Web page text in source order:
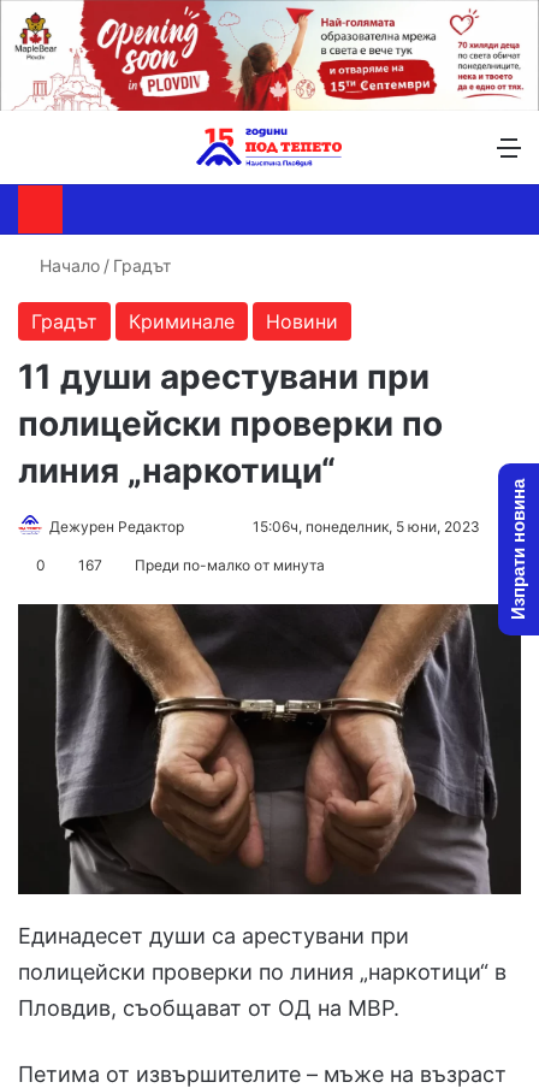
Начало / Градът
Градът Криминале Новини
11 души арестувани при
полицейски проверки по
линия „наркотици“
Дежурен Редактор
Send15:06ч, понеделник, 5 юни, 2023
0 167 Преди по-малко от минута
Единадесет души са арестувани при
полицейски проверки по линия „наркотици“ в
Пловдив, съобщават от ОД на МВР.
Петима от извършителите – мъже на възраст
Изпрати новина